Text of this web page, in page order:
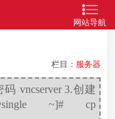
网站导航
栏目： 服务器
vncserver 3.创建
~]# cp